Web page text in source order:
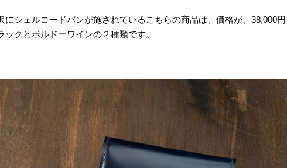
にシェルコードバンが施されているこちらの商品は、価格が、38,000円
ックとボルドーワインの２種類です。